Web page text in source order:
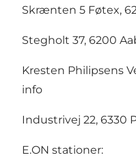
Skrænten 5 Føtex,
Stegholt 37, 6200
Kresten Philipsens
info
Industrivej 22, 6330
E.ON stationer: